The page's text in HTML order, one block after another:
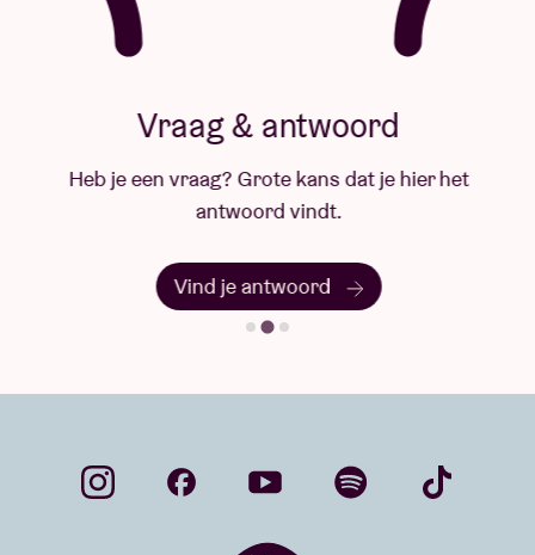
Vraag & antwoord
Heb je een vraag? Grote kans dat je hier het
antwoord vindt.
Vind je antwoord